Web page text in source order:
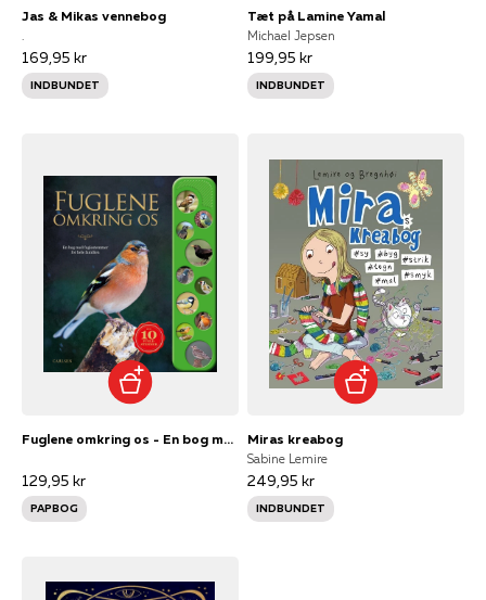
Jas & Mikas vennebog
169,95 kr
INDBUNDET
Tæt på Lamine Yamal
Michael Jepsen
199,95 kr
INDBUNDET
Fuglene omkring os - En bog med fuglestemmer for hele familien
129,95 kr
PAPBOG
Miras kreabog
Sabine Lemire
249,95 kr
INDBUNDET